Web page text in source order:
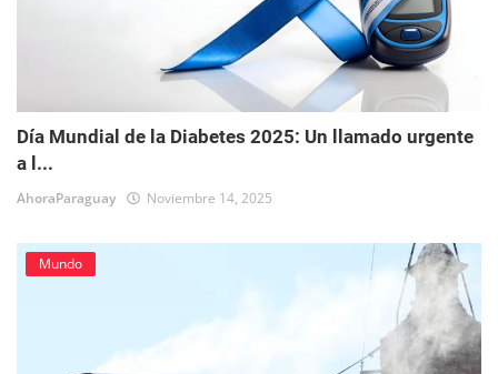
Día Mundial de la Diabetes 2025: Un llamado urgente
a l...
AhoraParaguay Noviembre 14, 2025
Mundo